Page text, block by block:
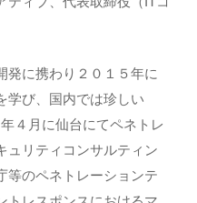
発に携わり２０１５年に
学び、国内では珍しい
４月に仙台にてペネトレ
ュリティコンサルティン
等のペネトレーションテ